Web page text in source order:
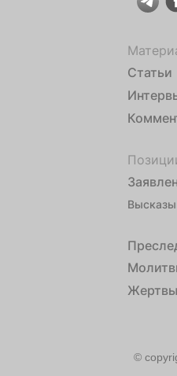
Статьи
©